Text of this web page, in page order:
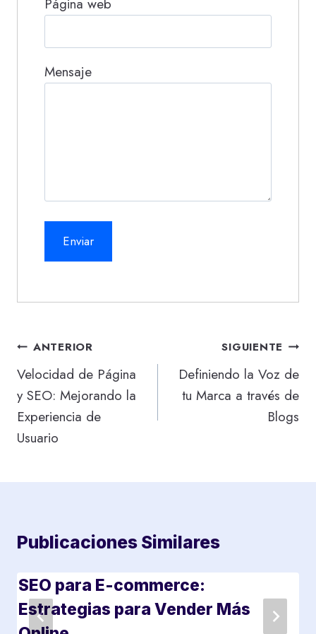
Página web
Mensaje
Navegación
de
entradas
ANTERIOR
Velocidad de Página
y SEO: Mejorando la
Experiencia de
Usuario
SIGUIENTE
Definiendo la Voz de
tu Marca a través de
Blogs
Publicaciones Similares
SEO para E-commerce:
Estrategias para Vender Más